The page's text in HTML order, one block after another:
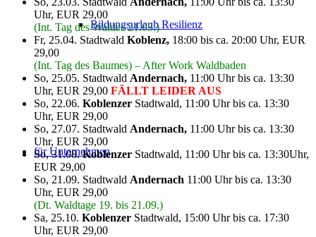
Bildungsurlaub Resilienz
für Unternehmen
Uhr, EUR 29,00
(Int. Tag des Waldes 21.03.)
Fr, 25.04. Stadtwald Koblenz, 18:00 bis ca. 20:00 Uhr, EUR
29,00
(Int. Tag des Baumes) – After Work Waldbaden
So, 25.05. Stadtwald Andernach, 11:00 Uhr bis ca. 13:30
Uhr, EUR 29,00 FÄLLT LEIDER AUS
So, 22.06. Koblenzer Stadtwald, 11:00 Uhr bis ca. 13:30
Uhr, EUR 29,00
So, 27.07. Stadtwald Andernach, 11:00 Uhr bis ca. 13:30
Uhr, EUR 29,00
So, 31.08.Koblenzer Stadtwald, 11:00 Uhr bis ca. 13:30Uhr,
EUR 29,00
So, 21.09. Stadtwald Andernach 11:00 Uhr bis ca. 13:30
Uhr, EUR 29,00
(Dt. Waldtage 19. bis 21.09.)
Sa, 25.10. Koblenzer Stadtwald, 15:00 Uhr bis ca. 17:30
Uhr, EUR 29,00